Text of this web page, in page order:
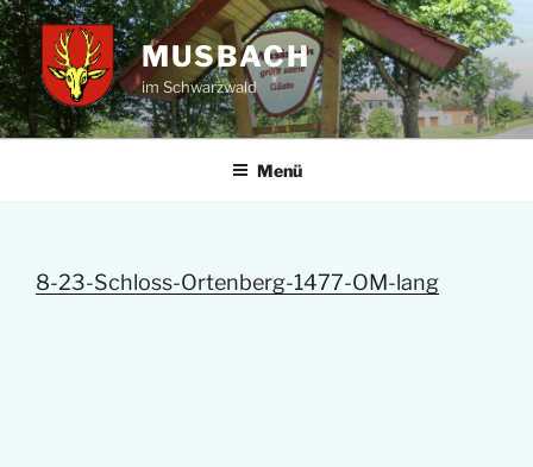
Zum
Inhalt
springen
MUSBACH
im Schwarzwald
Menü
8-23-Schloss-Ortenberg-1477-OM-lang